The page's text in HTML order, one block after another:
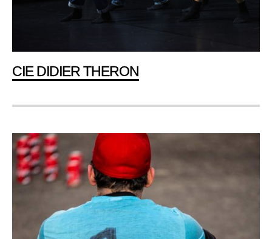
CIE DIDIER THERON